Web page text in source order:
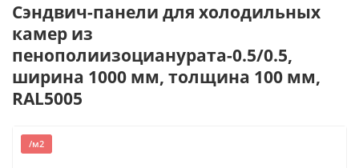
Сэндвич-панели для холодильных
камер из
пенополиизоцианурата-0.5/0.5,
ширина 1000 мм, толщина 100 мм,
RAL5005
/м2